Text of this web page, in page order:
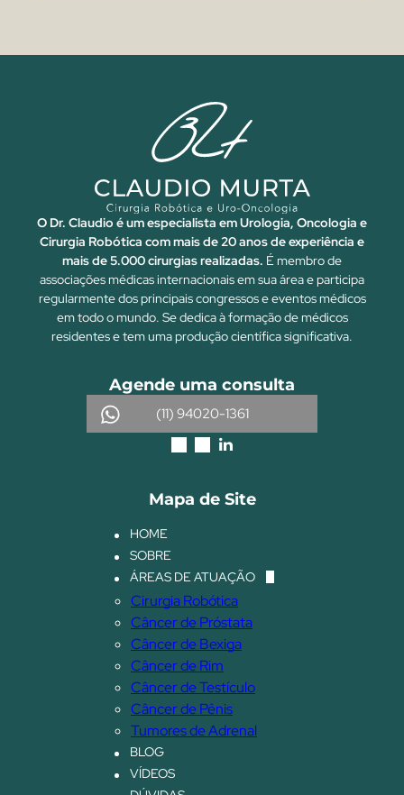
O Dr. Claudio é um especialista em Urologia, Oncologia e
Cirurgia Robótica com mais de 20 anos de experiência e
mais de 5.000 cirurgias realizadas. É membro de
associações médicas internacionais em sua área e participa
regularmente dos principais congressos e eventos médicos
em todo o mundo. Se dedica à formação de médicos
residentes e tem uma produção científica significativa.
Agende uma consulta
(11) 94020-1361
Mapa de Site
HOME
SOBRE
ÁREAS DE ATUAÇÃO
Cirurgia Robótica
Câncer de Próstata
Câncer de Bexiga
Câncer de Rim
Câncer de Testículo
Câncer de Pênis
Tumores de Adrenal
BLOG
VÍDEOS